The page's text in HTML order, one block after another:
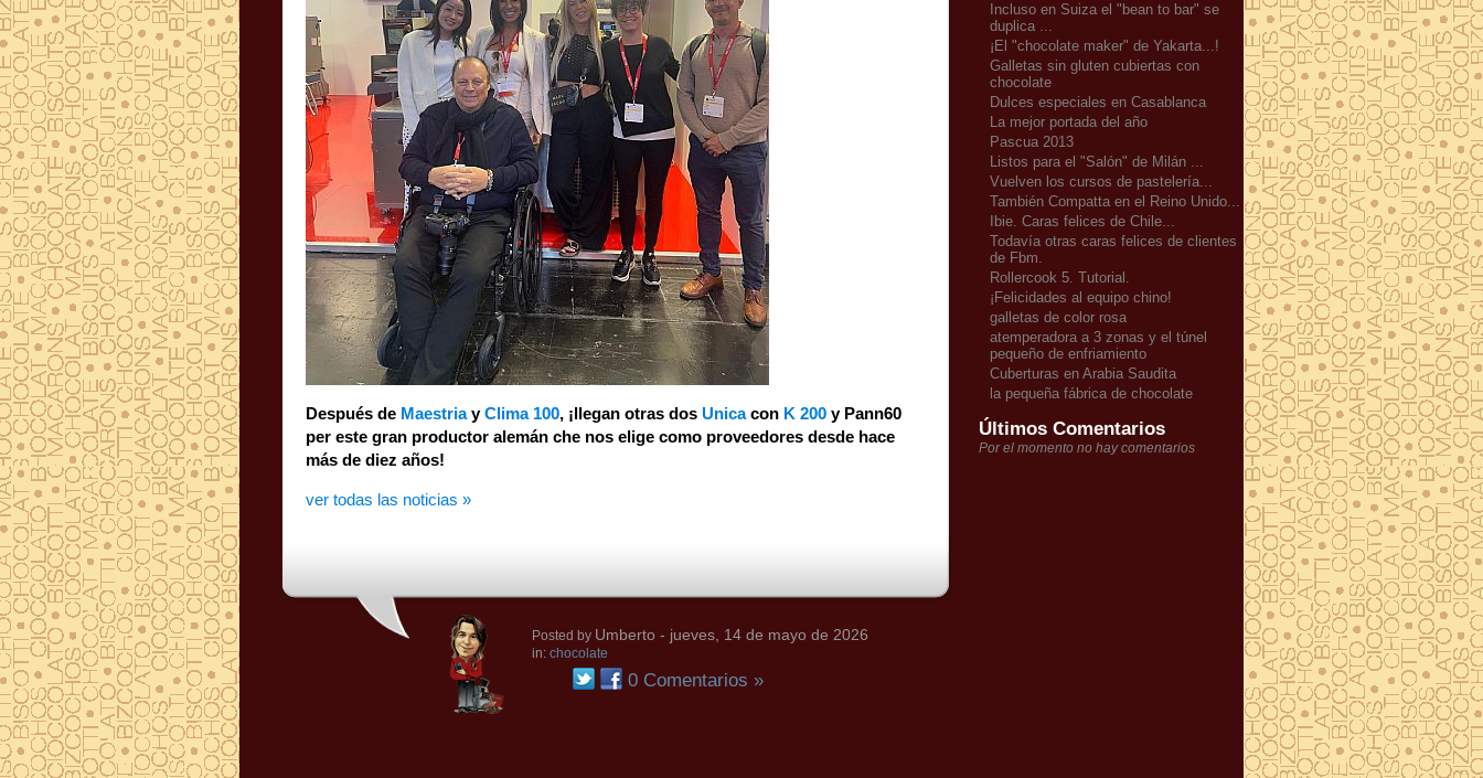
Después de MaestriayClima 100, ¡llegan otras dos Unicacon K 200 y Pann60
per este gran productor alemán che nos elige como proveedores desde hace
más de diez años!
ver todas las noticias »
Posted by Umberto - jueves, 14 de mayo de 2026
in: chocolate
0 Comentarios »
Incluso en Suiza el "bean to bar" se
duplica ...
¡El "chocolate maker" de Yakarta...!
Galletas sin gluten cubiertas con
chocolate
Dulces especiales en Casablanca
La mejor portada del año
Pascua 2013
Listos para el "Salón" de Milán ...
Vuelven los cursos de pastelería...
También Compatta en el Reino Unido...
Ibie. Caras felices de Chile...
Todavía otras caras felices de clientes
de Fbm.
Rollercook 5. Tutorial.
¡Felicidades al equipo chino!
galletas de color rosa
atemperadora a 3 zonas y el túnel
pequeño de enfriamiento
Cuberturas en Arabia Saudita
la pequeña fábrica de chocolate
Últimos Comentarios
Por el momento no hay comentarios